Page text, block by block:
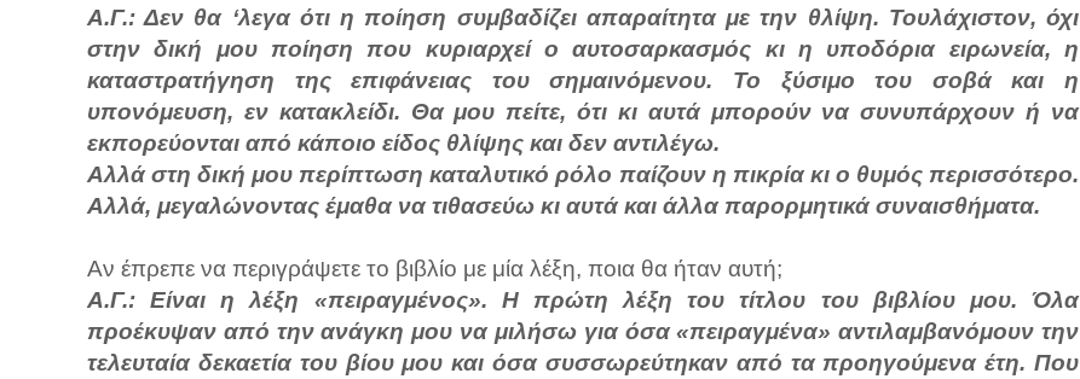
Α.Γ.: Δεν θα ‘λεγα ότι η ποίηση συμβαδίζει απαραίτητα με την θλίψη. Τουλάχιστον, όχι
στην δική μου ποίηση που κυριαρχεί ο αυτοσαρκασμός κι η υποδόρια ειρωνεία, η
καταστρατήγηση της επιφάνειας του σημαινόμενου. Το ξύσιμο του σοβά και η
υπονόμευση, εν κατακλείδι. Θα μου πείτε, ότι κι αυτά μπορούν να συνυπάρχουν ή να
εκπορεύονται από κάποιο είδος θλίψης και δεν αντιλέγω.
Αλλά στη δική μου περίπτωση καταλυτικό ρόλο παίζουν η πικρία κι ο θυμός περισσότερο.
Αλλά, μεγαλώνοντας έμαθα να τιθασεύω κι αυτά και άλλα παρορμητικά συναισθήματα.
Αν έπρεπε να περιγράψετε το βιβλίο με μία λέξη, ποια θα ήταν αυτή;
Α.Γ.: Είναι η λέξη «πειραγμένος». Η πρώτη λέξη του τίτλου του βιβλίου μου. Όλα
προέκυψαν από την ανάγκη μου να μιλήσω για όσα «πειραγμένα» αντιλαμβανόμουν την
τελευταία δεκαετία του βίου μου και όσα συσσωρεύτηκαν από τα προηγούμενα έτη. Που